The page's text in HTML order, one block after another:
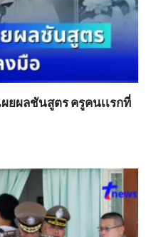
ยผลชันสูตร ครูคนเเรกที่